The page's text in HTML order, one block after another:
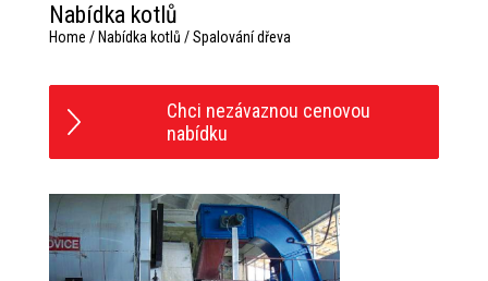
Nabídka kotlů
Home / Nabídka kotlů /Spalování dřeva
Chci nezávaznou cenovou
nabídku